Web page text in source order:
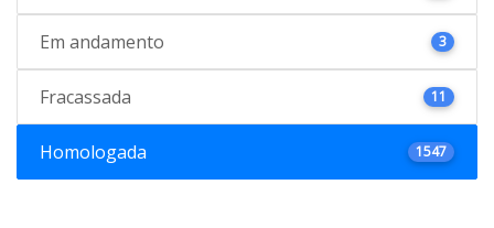
Em andamento 3
Fracassada 11
Homologada 1547